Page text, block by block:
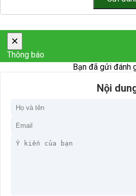
×
Thông báo
Bạn đã gửi đánh
Nội